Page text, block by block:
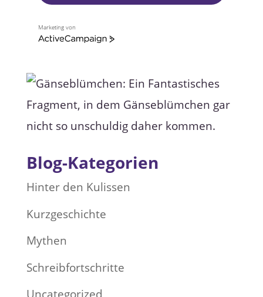
Marketing von
A
e
a
p
Blog-Kategorien
Hinter den Kulissen
Kurzgeschichte
Mythen
Schreibfortschritte